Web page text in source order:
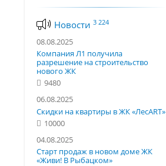
Новости 3 224
08.08.2025
Компания Л1 получила
разрешение на строительство
нового ЖК
9480
06.08.2025
Скидки на квартиры в ЖК «ЛесART»
10000
04.08.2025
Старт продаж в новом доме ЖК
«Живи! В Рыбацком»